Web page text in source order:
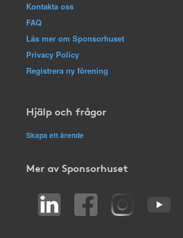
Kontakta oss
FAQ
Läs mer om Sponsorhuset
Privacy Policy
Registrera ny förening
Hjälp och frågor
Skapa ett ärende
Mer av Sponsorhuset